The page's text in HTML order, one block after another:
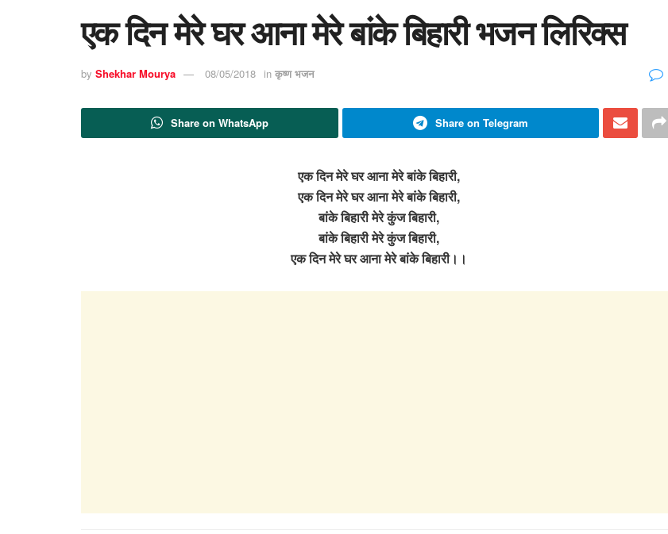
एक दिन मेरे घर आना मेरे बांके बिहारी भजन लिरिक्स
by Shekhar Mourya 08/05/2018 in कृष्ण भजन
Share on WhatsApp Share on Telegram
एक दिन मेरे घर आना मेरे बांके बिहारी,
एक दिन मेरे घर आना मेरे बांके बिहारी,
बांके बिहारी मेरे कुंज बिहारी,
बांके बिहारी मेरे कुंज बिहारी,
एक दिन मेरे घर आना मेरे बांके बिहारी।।